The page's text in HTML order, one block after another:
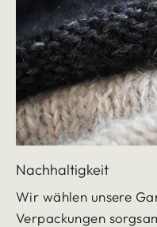
Nachhaltigkeit
Wir wählen unsere
Verpackungen